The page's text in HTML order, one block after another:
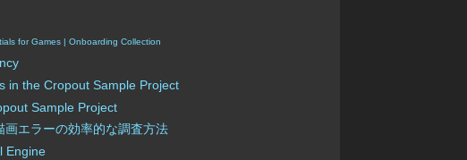
for Games | Onboarding Collection
in the Cropout Sample Project
Sample Project
エラーの効率的な調査方法
Engine